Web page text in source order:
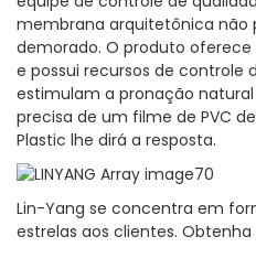
membrana arquitetônica não
demorado. O produto
e possui recursos de controle
estimulam a pronação natural
precisa de um filme de PVC
Plastic lhe dirá a resposta.
Lin-Yang se concentra em
estrelas aos clientes.